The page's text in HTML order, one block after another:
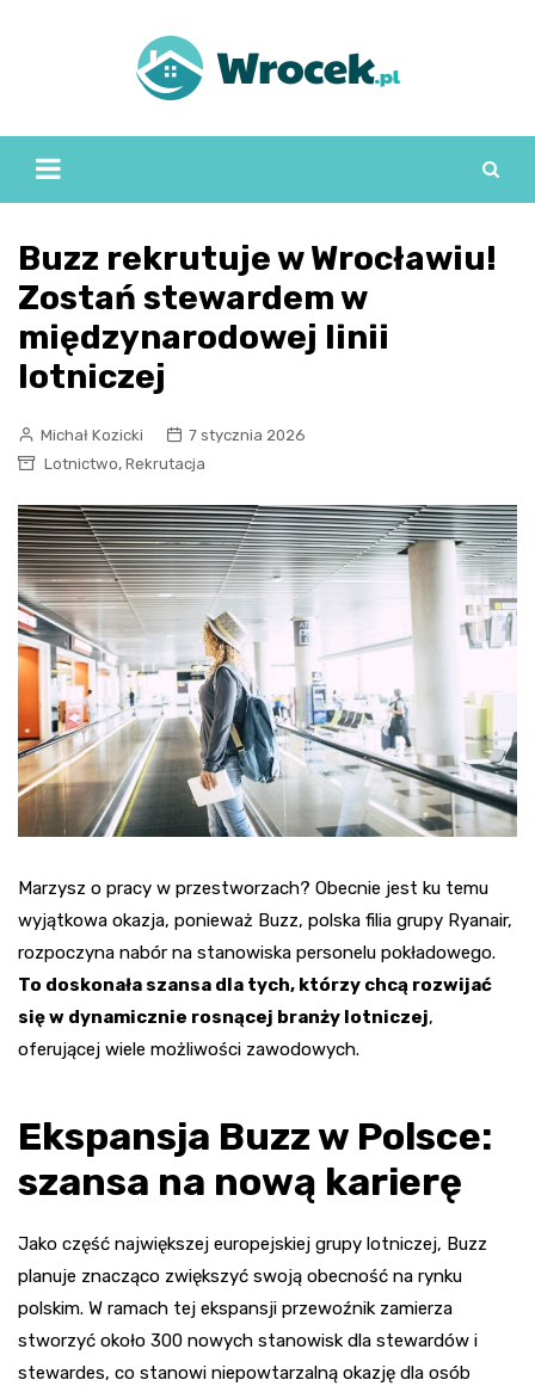
Buzz rekrutuje w Wrocławiu!
Zostań stewardem w
międzynarodowej linii
lotniczej
Michał Kozicki
7 stycznia 2026
Lotnictwo, Rekrutacja
Marzysz o pracy w przestworzach? Obecnie jest ku temu
wyjątkowa okazja, ponieważ Buzz, polska filia grupy Ryanair,
rozpoczyna nabór na stanowiska personelu pokładowego.
To doskonała szansa dla tych, którzy chcą rozwijać
się w dynamicznie rosnącej branży lotniczej,
oferującej wiele możliwości zawodowych.
Ekspansja Buzz w Polsce:
szansa na nową karierę
Jako część największej europejskiej grupy lotniczej, Buzz
planuje znacząco zwiększyć swoją obecność na rynku
polskim. W ramach tej ekspansji przewoźnik zamierza
stworzyć około 300 nowych stanowisk dla stewardów i
stewardes, co stanowi niepowtarzalną okazję dla osób